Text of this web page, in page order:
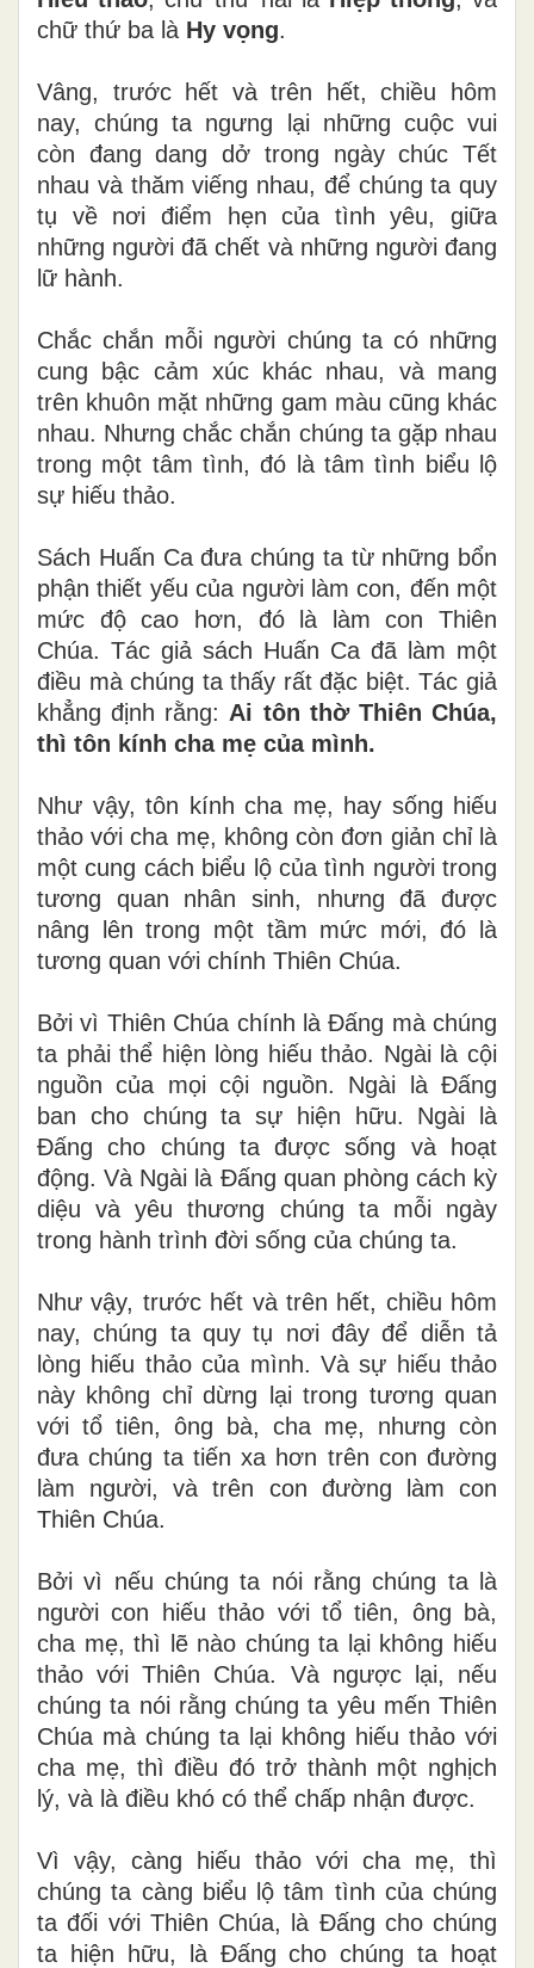
chữ thứ ba là Hy vọng.
Vâng, trước hết và trên hết, chiều hôm
nay, chúng ta ngưng lại những cuộc vui
còn đang dang dở trong ngày chúc Tết
nhau và thăm viếng nhau, để chúng ta quy
tụ về nơi điểm hẹn của tình yêu, giữa
những người đã chết và những người đang
lữ hành.
Chắc chắn mỗi người chúng ta có những
cung bậc cảm xúc khác nhau, và mang
trên khuôn mặt những gam màu cũng khác
nhau. Nhưng chắc chắn chúng ta gặp nhau
trong một tâm tình, đó là tâm tình biểu lộ
sự hiếu thảo.
Sách Huấn Ca đưa chúng ta từ những bổn
phận thiết yếu của người làm con, đến một
mức độ cao hơn, đó là làm con Thiên
Chúa. Tác giả sách Huấn Ca đã làm một
điều mà chúng ta thấy rất đặc biệt. Tác giả
khẳng định rằng: Ai tôn thờ Thiên Chúa,
thì tôn kính cha mẹ của mình.
Như vậy, tôn kính cha mẹ, hay sống hiếu
thảo với cha mẹ, không còn đơn giản chỉ là
một cung cách biểu lộ của tình người trong
tương quan nhân sinh, nhưng đã được
nâng lên trong một tầm mức mới, đó là
tương quan với chính Thiên Chúa.
Bởi vì Thiên Chúa chính là Đấng mà chúng
ta phải thể hiện lòng hiếu thảo. Ngài là cội
nguồn của mọi cội nguồn. Ngài là Đấng
ban cho chúng ta sự hiện hữu. Ngài là
Đấng cho chúng ta được sống và hoạt
động. Và Ngài là Đấng quan phòng cách kỳ
diệu và yêu thương chúng ta mỗi ngày
trong hành trình đời sống của chúng ta.
Như vậy, trước hết và trên hết, chiều hôm
nay, chúng ta quy tụ nơi đây để diễn tả
lòng hiếu thảo của mình. Và sự hiếu thảo
này không chỉ dừng lại trong tương quan
với tổ tiên, ông bà, cha mẹ, nhưng còn
đưa chúng ta tiến xa hơn trên con đường
làm người, và trên con đường làm con
Thiên Chúa.
Bởi vì nếu chúng ta nói rằng chúng ta là
người con hiếu thảo với tổ tiên, ông bà,
cha mẹ, thì lẽ nào chúng ta lại không hiếu
thảo với Thiên Chúa. Và ngược lại, nếu
chúng ta nói rằng chúng ta yêu mến Thiên
Chúa mà chúng ta lại không hiếu thảo với
cha mẹ, thì điều đó trở thành một nghịch
lý, và là điều khó có thể chấp nhận được.
Vì vậy, càng hiếu thảo với cha mẹ, thì
chúng ta càng biểu lộ tâm tình của chúng
ta đối với Thiên Chúa, là Đấng cho chúng
ta hiện hữu, là Đấng cho chúng ta hoạt